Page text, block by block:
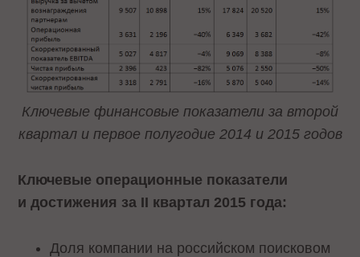
Ключевые финансовые показатели за второй
квартал и первое полугодие 2014 и 2015 годов
Ключевые операционные показатели
и достижения за II квартал 2015 года:
Доля компании на российском поисковом